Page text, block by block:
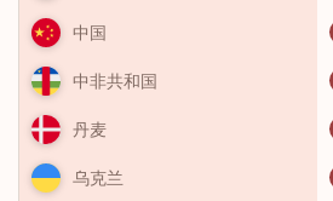
中国
中非共和国
丹麦
乌克兰